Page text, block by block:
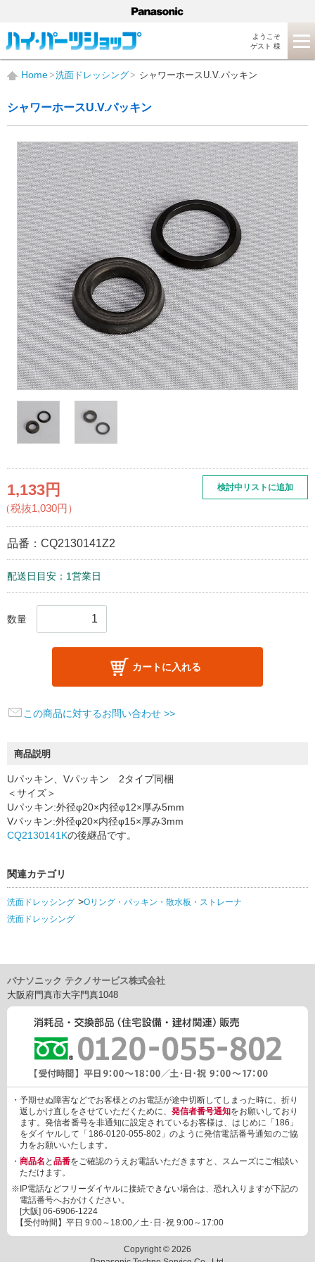
ようこそ
ゲスト 様
Home 洗面ドレッシング シャワーホースU.V.パッキン
シャワーホースU.V.パッキン
1,133円
（税抜1,030円）
品番： CQ2130141Z2
配送日目安：1営業日
検討中リストに追加
数量
カートに入れる
この商品に対するお問い合わせ >>
商品説明
Uパッキン、Vパッキン 2タイプ同梱
＜サイズ＞
Uパッキン:外径φ20×内径φ12×厚み5mm
Vパッキン:外径φ20×内径φ15×厚み3mm
CQ2130141Kの後継品です。
関連カテゴリ
洗面ドレッシング
Oリング・パッキン・散水板・ストレーナ
洗面ドレッシング
パナソニック テクノサービス株式会社
大阪府門真市大字門真1048
・予期せぬ障害などでお客様とのお電話が途中切断してしまった時に、折り
返しかけ直しをさせていただくために、 発信者番号通知をお願いしており
ます。発信者番号を非通知に設定されているお客様は、はじめに「186」
をダイヤルして「186-0120-055-802」のように発信電話番号通知のご協
力をお願いいたします。
・ 商品名 と 品番をご確認のうえお電話いただきますと、スムーズにご相談い
ただけます。
※IP電話などフリーダイヤルに接続できない場合は、恐れ入りますが下記の
電話番号へおかけください。
[大阪] 06-6906-1224
【受付時間】平日 9:00～18:00／土･日･祝 9:00～17:00
Copyright © 2026